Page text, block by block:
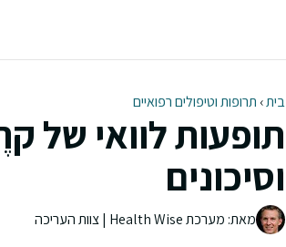
בית› תרופות וטיפולים רפואיים
תופעות לוואי של
וסיכונים
מאת: מערכת Health Wise | צוות העריכה